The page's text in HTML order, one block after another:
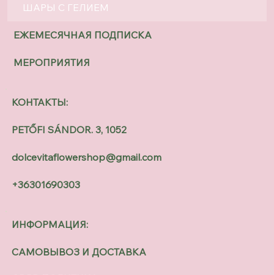
ШАРЫ С ГЕЛИЕМ
ЕЖЕМЕСЯЧНАЯ ПОДПИСКА
МЕРОПРИЯТИЯ
ИНФОРМАЦИЯ:
САМОВЫВОЗ И ДОСТАВКА
КОНТАКТЫ:
PETŐFI SÁNDOR. 3, 1052
dolcevitaflowershop@gmail.com
+36301690303